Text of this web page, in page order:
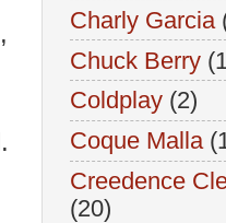
Charly Garcia
Chuck Berry
Coldplay (2)
Coque Malla
Creedence
(20)